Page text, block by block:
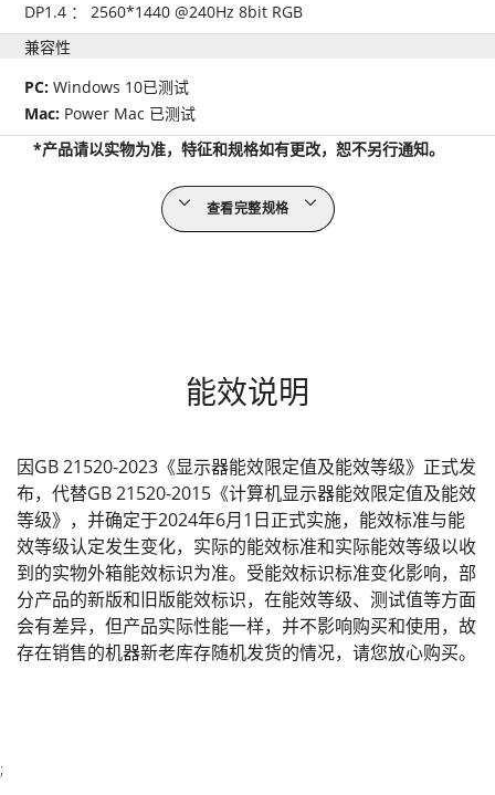
DP1.4 ： 2560*1440 @240Hz 8bit RGB
兼容性
PC:Windows 10已测试
Mac: Power Mac 已测试
*产品请以实物为准，特征和规格如有更改，恕不另行通知。
查看完整规格
能效说明
因GB 21520-2023《显示器能效限定值及能效等级》正式发
布，代替GB 21520-2015《计算机显示器能效限定值及能效
等级》，并确定于2024年6月1日正式实施，能效标准与能
效等级认定发生变化，实际的能效标准和实际能效等级以收
到的实物外箱能效标识为准。受能效标识标准变化影响，部
分产品的新版和旧版能效标识，在能效等级、测试值等方面
会有差异，但产品实际性能一样，并不影响购买和使用，故
存在销售的机器新老库存随机发货的情况，请您放心购买。
;